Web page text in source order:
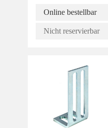
Online bestellbar
Nicht reservierbar